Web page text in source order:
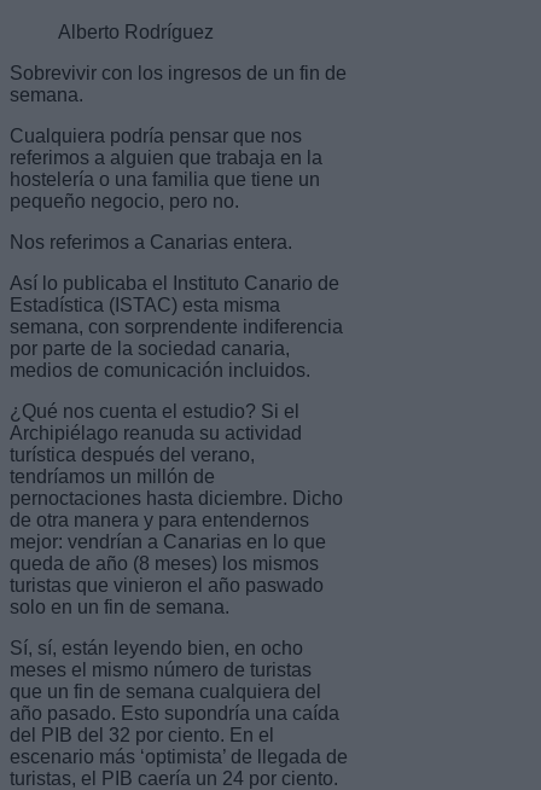
Alberto Rodríguez
Sobrevivir con los ingresos de un fin de
semana.
Cualquiera podría pensar que nos
referimos a alguien que trabaja en la
hostelería o una familia que tiene un
pequeño negocio, pero no.
Nos referimos a Canarias entera.
Así lo publicaba el Instituto Canario de
Estadística (ISTAC) esta misma
semana, con sorprendente indiferencia
por parte de la sociedad canaria,
medios de comunicación incluidos.
¿Qué nos cuenta el estudio? Si el
Archipiélago reanuda su actividad
turística después del verano,
tendríamos un millón de
pernoctaciones hasta diciembre. Dicho
de otra manera y para entendernos
mejor: vendrían a Canarias en lo que
queda de año (8 meses) los mismos
turistas que vinieron el año paswado
solo en un fin de semana.
Sí, sí, están leyendo bien, en ocho
meses el mismo número de turistas
que un fin de semana cualquiera del
año pasado. Esto supondría una caída
del PIB del 32 por ciento. En el
escenario más ‘optimista’ de llegada de
turistas, el PIB caería un 24 por ciento.